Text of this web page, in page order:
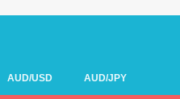
AUD/USD AUD/JPY